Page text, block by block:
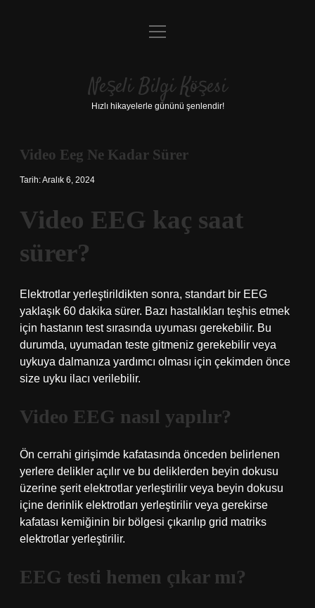
Anasayfa
Yasal Uyarı
menüyü
Neşeli Bilgi Köşesi
Hızlı hikayelerle gününü şenlendir!
Video Eeg Ne Kadar Sürer
Tarih: Aralık 6, 2024
Video EEG kaç saat
sürer?
Elektrotlar yerleştirildikten sonra, standart bir EEG
yaklaşık 60 dakika sürer. Bazı hastalıkları teşhis etmek
için hastanın test sırasında uyuması gerekebilir. Bu
durumda, uyumadan teste gitmeniz gerekebilir veya
uykuya dalmanıza yardımcı olması için çekimden önce
size uyku ilacı verilebilir.
Video EEG nasıl yapılır?
Ön cerrahi girişimde kafatasında önceden belirlenen
yerlere delikler açılır ve bu deliklerden beyin dokusu
üzerine şerit elektrotlar yerleştirilir veya beyin dokusu
içine derinlik elektrotları yerleştirilir veya gerekirse
kafatası kemiğinin bir bölgesi çıkarılıp grid matriks
elektrotlar yerleştirilir.
EEG testi hemen çıkar mı?